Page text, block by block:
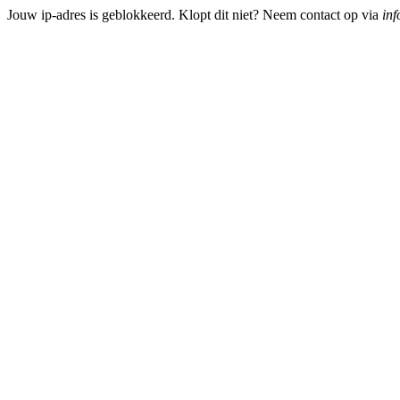
Jouw ip-adres is geblokkeerd. Klopt dit niet? Neem contact op via